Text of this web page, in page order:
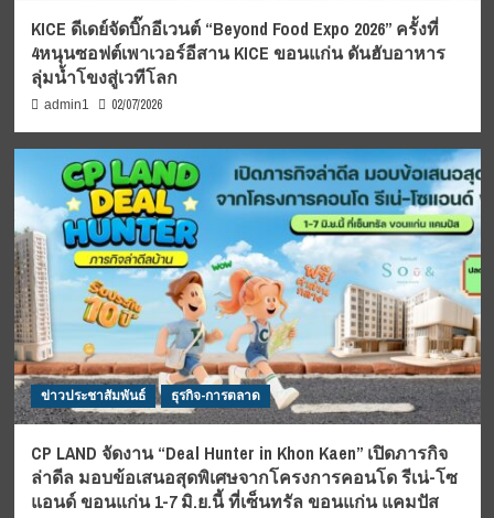
KICE ดีเดย์จัดบิ๊กอีเวนต์ “Beyond Food Expo 2026” ครั้งที่
4หนุนซอฟต์เพาเวอร์อีสาน KICE ขอนแก่น ดันฮับอาหาร
ลุ่มน้ำโขงสู่เวทีโลก
admin1 02/07/2026
ข่าวประชาสัมพันธ์ ธุรกิจ-การตลาด
CP LAND จัดงาน “Deal Hunter in Khon Kaen” เปิดภารกิจ
ล่าดีล มอบข้อเสนอสุดพิเศษจากโครงการคอนโด รีเน่-โซ
แอนด์ ขอนแก่น 1-7 มิ.ย.นี้ ที่เซ็นทรัล ขอนแก่น แคมปัส